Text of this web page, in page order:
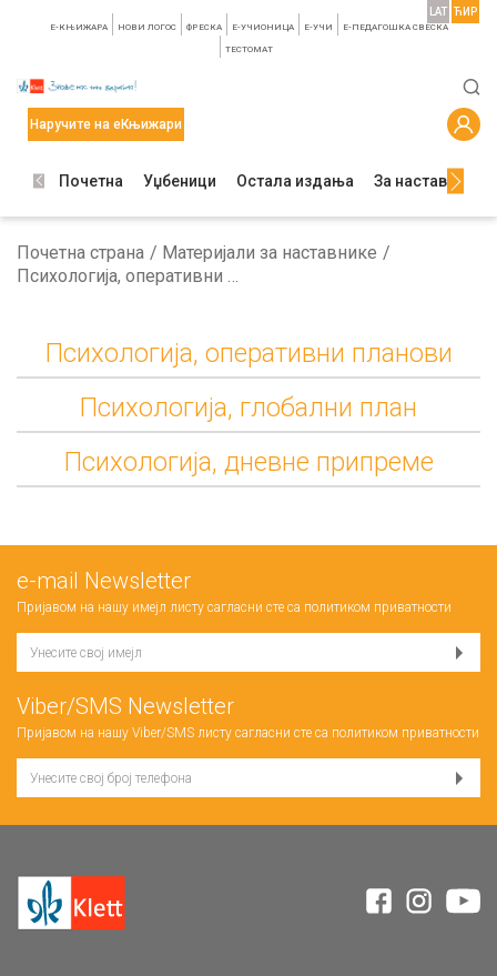
E-КЊИЖАРА НОВИ ЛОГОС ФРЕСКА E-УЧИОНИЦА E-УЧИ Е-ПЕДАГОШКА СВЕСКА
TЕСТОМАТ
LAT ЋИР
Наручите на еКњижари
Почетна Уџбеници Остала издања За наставнике
Почетна страна
Материјали за наставнике
Психологија, оперативни планови
Психологија, оперативни планови
Психологија, глобални план
Психологија, дневне припреме
е-mail Newsletter
Пријавом на нашу имејл листу сагласни сте са политиком приватности
Viber/SMS Newsletter
Пријавом на нашу Viber/SMS листу сагласни сте са политиком приватности